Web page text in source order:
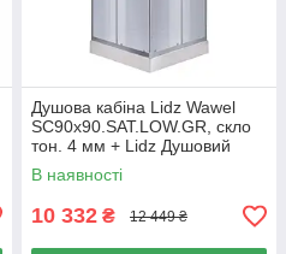
Душова кабіна Lidz Wawel
SC90x90.SAT.LOW.GR, скло
тон. 4 мм + Lidz Душовий
піддон KAPIELKA ST90x90х14
В наявності
10 332 ₴ 12 449 ₴